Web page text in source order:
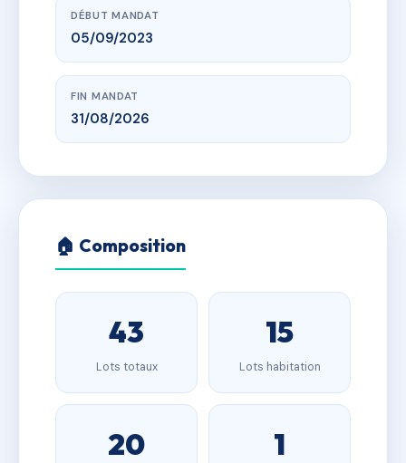
DÉBUT MANDAT
05/09/2023
FIN MANDAT
31/08/2026
🏠 Composition
43
Lots totaux
15
Lots habitation
20 1